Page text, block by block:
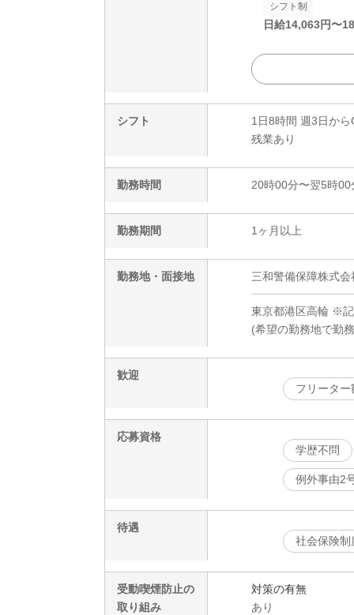
シフト制
日給14,063円〜
シフト
1日8時間 週3日から
残業あり
勤務時間 20時00分〜翌5時00
勤務期間 1ヶ月以上
勤務地・面接地 三和警備保障株式
東京都港区高輪 ※
(希望の勤務地で勤
歓迎
フリーター
応募資格
学歴不問
例外事由2
待遇
社会保険制
受動喫煙防止の
取り組み
対策の有無
あり